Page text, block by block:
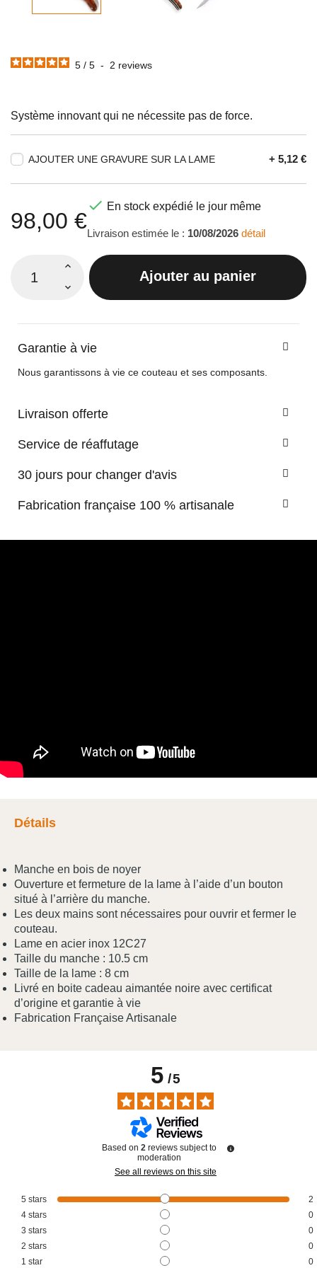
5 / 5 - 2 reviews
Système innovant qui ne nécessite pas de force.
AJOUTER UNE GRAVURE SUR LA LAME + 5,12 €
98,00 €
 En stock expédié le jour même
Livraison estimée le : 10/08/2026 détail
Ajouter au panier
Garantie à vie
Nous garantissons à vie ce couteau et ses composants.
Livraison offerte
Service de réaffutage
30 jours pour changer d'avis
Fabrication française 100 % artisanale
Détails
Manche en bois de noyer
Ouverture et fermeture de la lame à l’aide d’un bouton
situé à l’arrière du manche.
Les deux mains sont nécessaires pour ouvrir et fermer le
couteau.
Lame en acier inox 12C27
Taille du manche : 10.5 cm
Taille de la lame : 8 cm
Livré en boite cadeau aimantée noire avec certificat
d’origine et garantie à vie
Fabrication Française Artisanale
5/5
Based on 2 reviews subject to
moderation
See all reviews on this site
5 stars
2
4 stars
0
3 stars
0
2 stars
0
1 star 0